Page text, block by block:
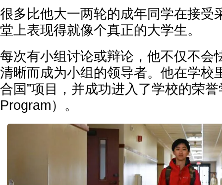
很多比他大一两轮的成年同学在接受
堂上表现得就像个真正的大学生。
每次有小组讨论或辩论，他不仅不会
清晰而成为小组的领导者。他在学校
合国”项目，并成功进入了学校的荣
Program）。